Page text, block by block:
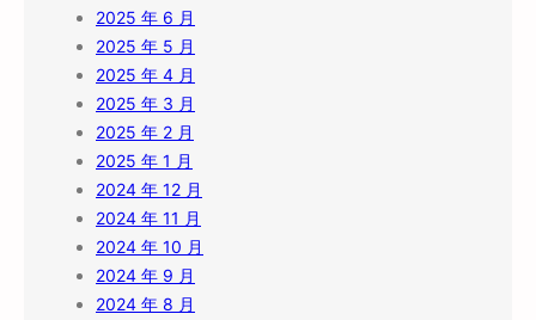
2025 年 6 月
2025 年 5 月
2025 年 4 月
2025 年 3 月
2025 年 2 月
2025 年 1 月
2024 年 12 月
2024 年 11 月
2024 年 10 月
2024 年 9 月
2024 年 8 月